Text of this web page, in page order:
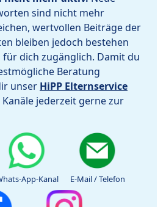
sind nicht mehr
wertvollen Beiträge der
bleiben jedoch bestehen
dich zugänglich. Damit du
Beratung
unser HiPP Elternservice
jederzeit gerne zur
App-Kanal E-Mail / Telefon